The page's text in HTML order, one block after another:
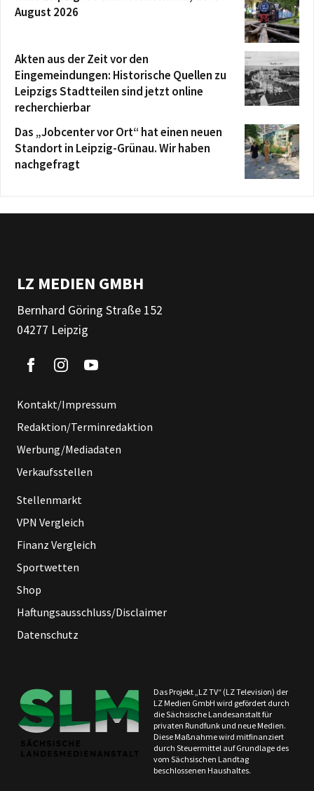
August 2026
Akten aus der Zeit vor den
Eingemeindungen: Historische Quellen zu
Leipzigs Stadtteilen sind jetzt online
recherchierbar
Das „Jobcenter vor Ort“ hat einen neuen
Standort in Leipzig-Grünau. Wir haben
nachgefragt
LZ MEDIEN GMBH
Bernhard Göring Straße 152
04277 Leipzig
Kontakt/Impressum
Redaktion/Terminredaktion
Werbung/Mediadaten
Verkaufsstellen
Stellenmarkt
VPN Vergleich
Finanz Vergleich
Sportwetten
Shop
Haftungsausschluss/Disclaimer
Datenschutz
Das Projekt „LZ TV“ (LZ Television) der
LZ Medien GmbH wird gefördert durch
die Sächsische Landesanstalt für
privaten Rundfunk und neue Medien.
Diese Maßnahme wird mitfinanziert
durch Steuermittel auf Grundlage des
vom Sächsischen Landtag
beschlossenen Haushaltes.